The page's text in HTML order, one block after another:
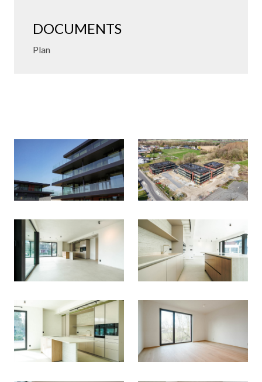
DOCUMENTS
Plan